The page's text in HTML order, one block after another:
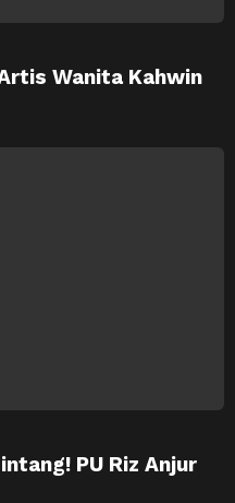
Wanita Kahwin
PU Riz Anjur